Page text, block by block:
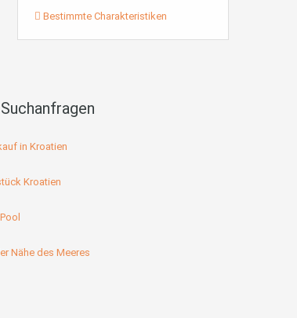
Bestimmte Charakteristiken
in Kroatien
Kroatien
Nähe des Meeres